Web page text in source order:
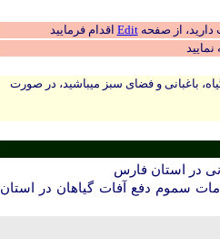
دارید، از صفحهEdit اقدام فرمایید
باغبانی و فضای سبز میباشید، در صورت
در استان فارس
سموم دفع آفات گیاهان در استان